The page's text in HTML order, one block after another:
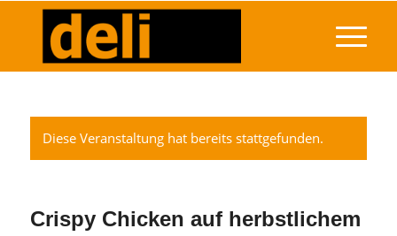
Diese Veranstaltung hat bereits stattgefunden.
Crispy Chicken auf herbstlichem